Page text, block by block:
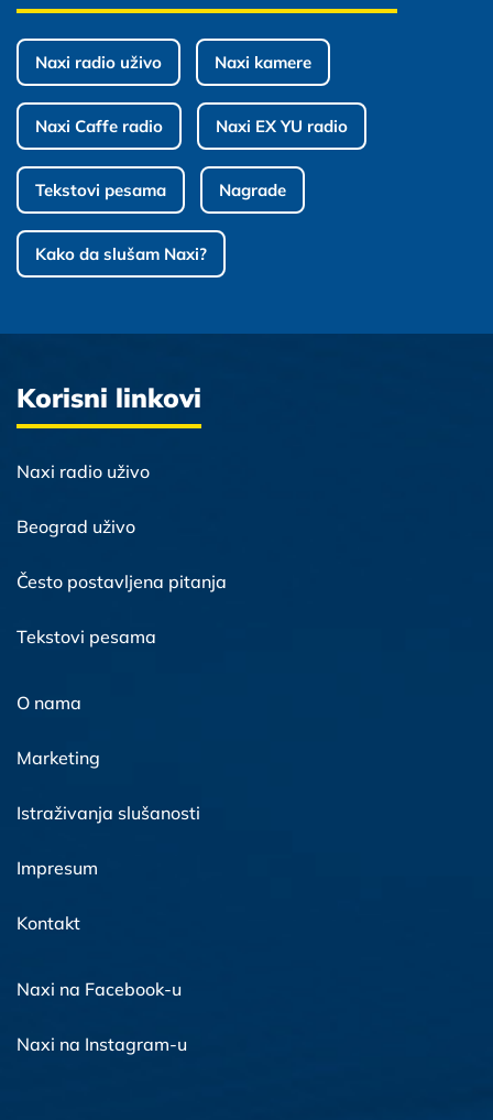
Naxi radio uživo Naxi kamere
Naxi Caffe radio Naxi EX YU radio
Tekstovi pesama Nagrade
Kako da slušam Naxi?
Korisni linkovi
Naxi radio uživo
Beograd uživo
Često postavljena pitanja
Tekstovi pesama
O nama
Marketing
Istraživanja slušanosti
Impresum
Kontakt
Naxi na Facebook-u
Naxi na Instagram-u